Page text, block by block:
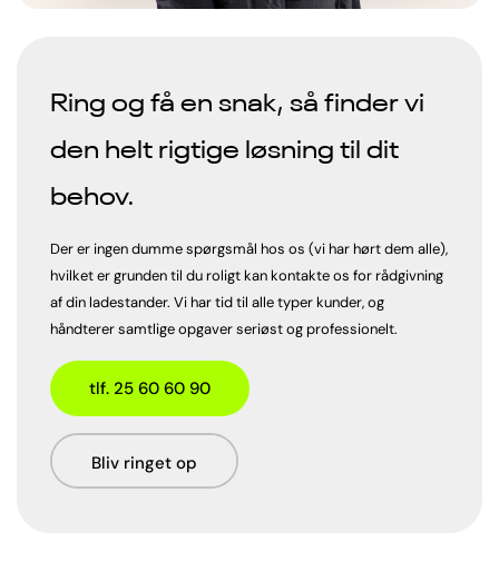
Ring og få en snak, så finder vi
den helt rigtige løsning til dit
behov.
Der er ingen dumme spørgsmål hos os (vi har hørt dem alle),
hvilket er grunden til du roligt kan kontakte os for rådgivning
af din ladestander. Vi har tid til alle typer kunder, og
håndterer samtlige opgaver seriøst og professionelt.
tlf. 25 60 60 90
Bliv ringet op